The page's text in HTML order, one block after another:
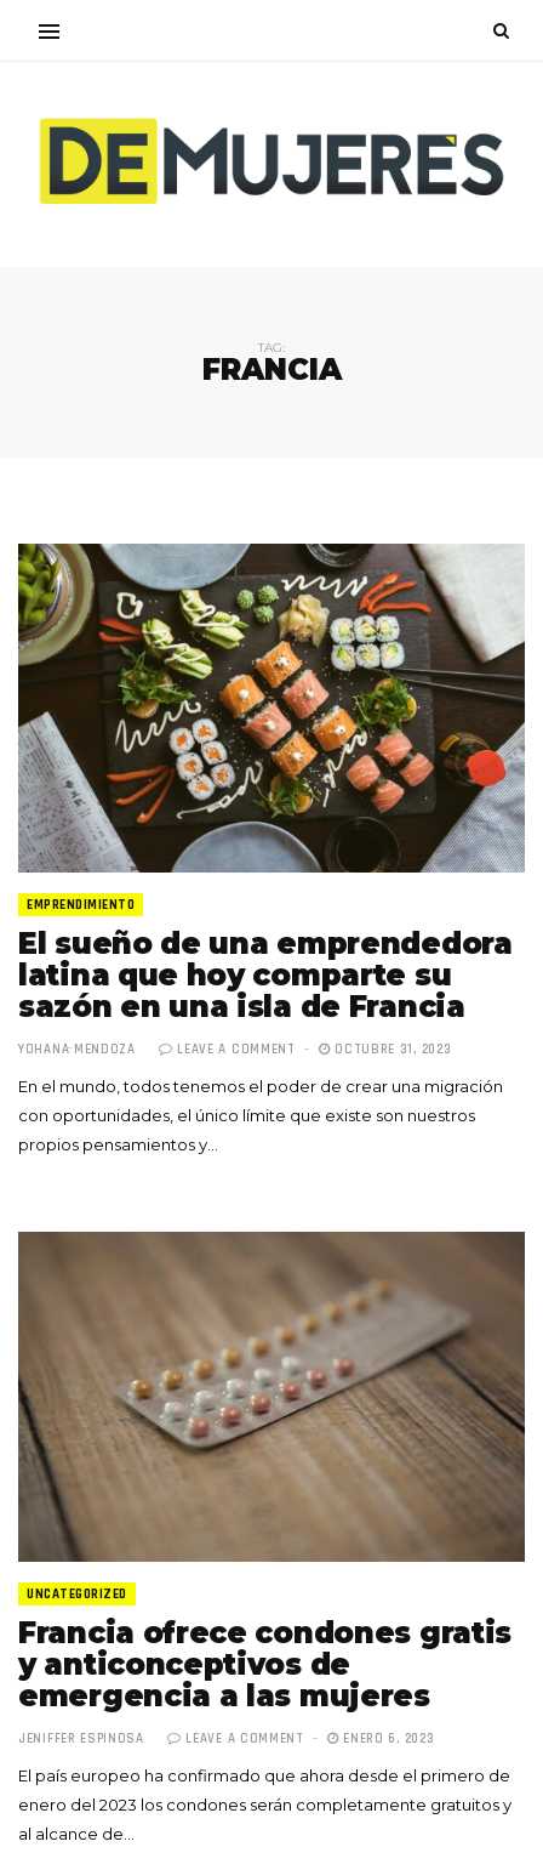
TAG:
FRANCIA
EMPRENDIMIENTO
El sueño de una emprendedora
latina que hoy comparte su
sazón en una isla de Francia
YOHANA MENDOZA LEAVE A COMMENT OCTUBRE 31, 2023
En el mundo, todos tenemos el poder de crear una migración
con oportunidades, el único límite que existe son nuestros
propios pensamientos y…
UNCATEGORIZED
Francia ofrece condones gratis
y anticonceptivos de
emergencia a las mujeres
JENIFFER ESPINOSA LEAVE A COMMENT ENERO 6, 2023
El país europeo ha confirmado que ahora desde el primero de
enero del 2023 los condones serán completamente gratuitos y
al alcance de…